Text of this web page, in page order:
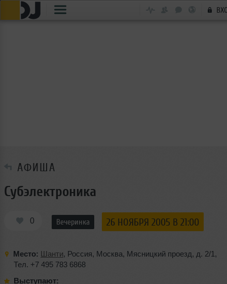
АФИША
Субэлектроника
0 Вечеринка 26 НОЯБРЯ 2005 В 21:00
Место: Шанти, Россия, Москва, Мясницкий проезд, д. 2/1 ,
Тел. +7 495 783 6868
Выступают: